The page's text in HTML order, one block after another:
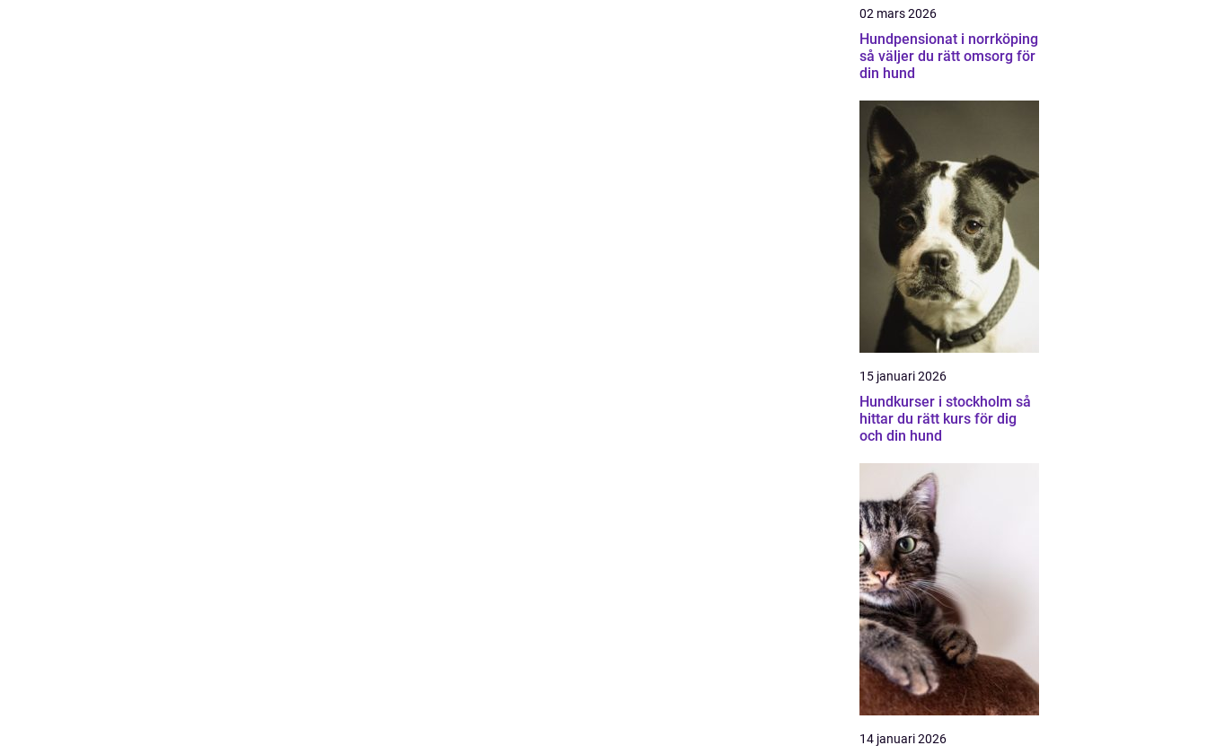
02 mars 2026
Hundpensionat i norrköping
så väljer du rätt omsorg för
din hund
15 januari 2026
Hundkurser i stockholm så
hittar du rätt kurs för dig
och din hund
14 januari 2026